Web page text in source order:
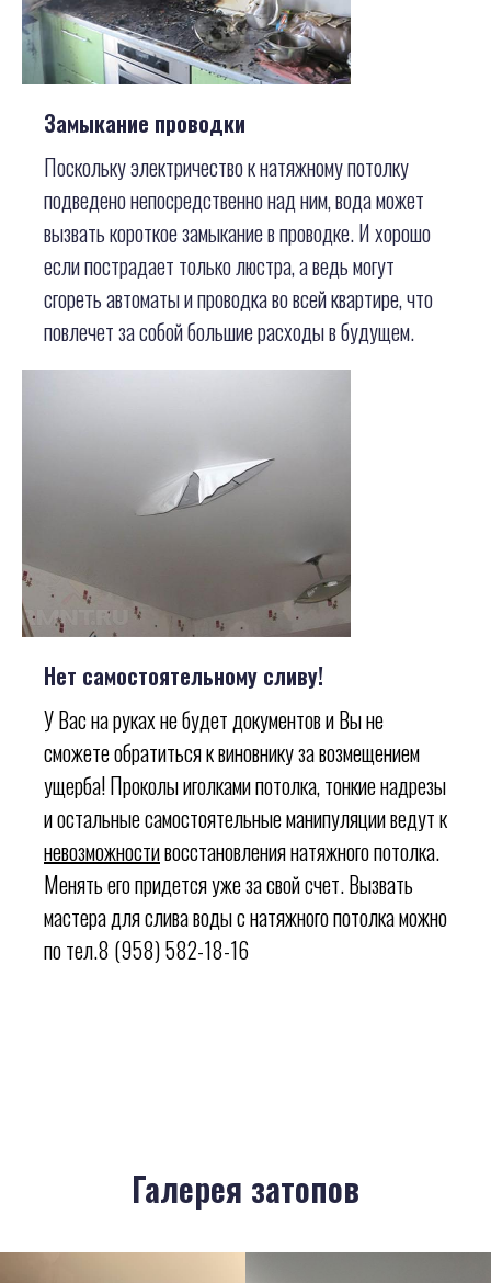
Замыкание проводки
Поскольку электричество к натяжному потолку
подведено непосредственно над ним, вода может
вызвать короткое замыкание в проводке. И хорошо
если пострадает только люстра, а ведь могут
сгореть автоматы и проводка во всей квартире, что
повлечет за собой большие расходы в будущем.
Нет самостоятельному сливу!
У Вас на руках не будет документов и Вы не
сможете обратиться к виновнику за возмещением
ущерба! Проколы иголками потолка, тонкие надрезы
и остальные самостоятельные манипуляции ведут к
невозможностивосстановления натяжного потолка.
Менять его придется уже за свой счет. Вызвать
мастера для слива воды с натяжного потолка можно
по тел.8 (958) 582-18-16
Галерея затопов